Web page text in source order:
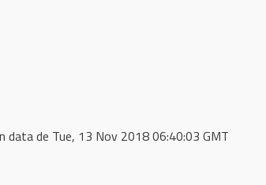
data de Tue, 13 Nov 2018 06:40:03 GMT